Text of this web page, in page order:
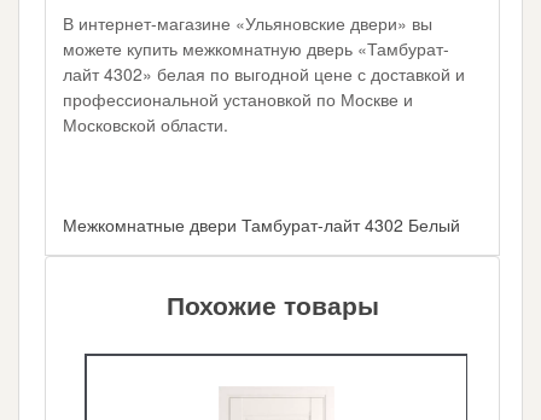
В интернет-магазине «Ульяновские двери» вы
можете купить межкомнатную дверь «Тамбурат-
лайт 4302» белая по выгодной цене с доставкой и
профессиональной установкой по Москве и
Московской области.
Межкомнатные двери Тамбурат-лайт 4302 Белый
Похожие товары